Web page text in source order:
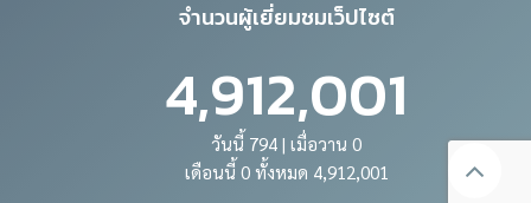
จำนวนผู้เยี่ยมชมเว็ปไซต์
4,912,001
วันนี้ 794 | เมื่อวาน 0
เดือนนี้ 0 ทั้งหมด 4,912,001